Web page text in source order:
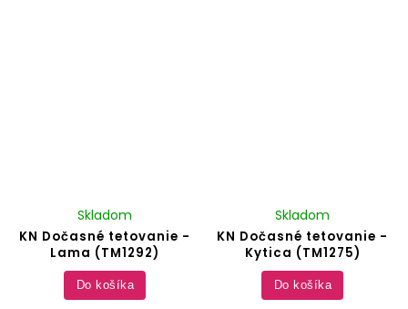
KN Dočasné tetovanie -
Lama (TM1292)
Skladom
Do košíka
KN Dočasné tetovanie -
Kytica (TM1275)
Skladom
Do košíka